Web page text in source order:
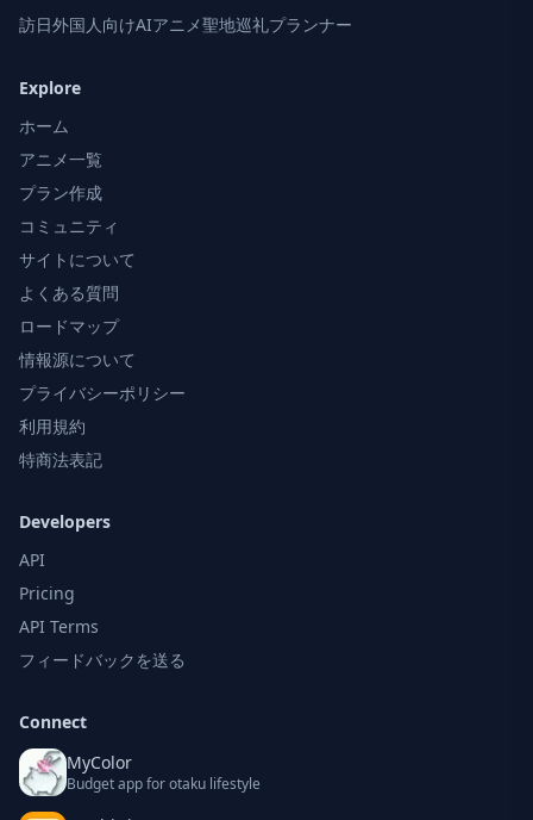
訪日外国人向けAIアニメ聖地巡礼プランナー
Explore
ホーム
アニメ一覧
プラン作成
コミュニティ
サイトについて
よくある質問
ロードマップ
情報源について
プライバシーポリシー
利用規約
特商法表記
Developers
API
Pricing
API Terms
フィードバックを送る
Connect
MyColor
Budget app for otaku lifestyle